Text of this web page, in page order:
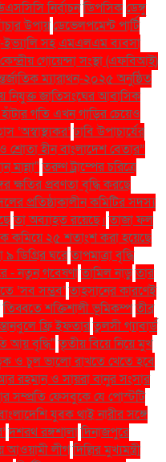
নির্বাচনডিপসিকডেঙ্গু
উপায়ডেভেলপমেন্ট পার্টি
ইভ্যালি সহ এমএলএম ব্যবসা
কেন্দ্রীয় গোয়েন্দা সংস্থা (এফবিআই)
ম্যারাথন-২০২৫ অনুষ্ঠিত
নিযুক্ত জাতিসংঘের আবাসিক
গতি এখন গাড়ির চেয়েও
‘অস্বাস্থ্যকর’ ঢাবি উপাচার্যের
শ্রোতা হীন বাংলাদেশ বেতার”
তরুণ ট্রাম্পের চরিত্রে
ক্ষতির প্রবণতা বৃদ্ধি করছে
প্রতিষ্ঠাকালীন কমিটির সদস্য
তা অব্যাহত রয়েছে। তাজা ফল
কমিয়ে ২৫ শতাংশ করা হয়েছে
৯ ডিগ্রির ঘরেতাপমাত্রা বৃদ্ধি
- নতুন গবেষণাতামিল নাড়ুতার
‘সব সম্ভব’ তাহসানের কারণেই
তিব্বতে শক্তিশালী ভূমিকম্পতীব্র
ফ্রি ইফতারতুলসী গ্যাবার্ড
আয় বৃদ্ধি" তৃতীয় বিয়ে নিয়ে মুখ
ও চুল ভালো রাখতে খেতে হবে
রহমান ও সায়রা বানুর সংসার
সম্প্রতি ফেসবুকে যে পোস্টটি
যুবক থাই নারীর সঙ্গে
দশরথ রঙ্গশালাদিনাজপুরে
আওয়ামী লীগদিল্লির মুখ্যমন্ত্রী